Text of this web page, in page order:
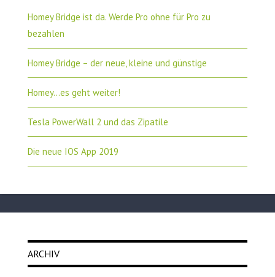
Homey Bridge ist da. Werde Pro ohne für Pro zu
bezahlen
Homey Bridge – der neue, kleine und günstige
Homey…es geht weiter!
Tesla PowerWall 2 und das Zipatile
Die neue IOS App 2019
ARCHIV